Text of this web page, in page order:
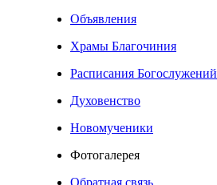
Объявления
Храмы Благочиния
Расписания Богослужений
Духовенство
Новомученики
Фотогалерея